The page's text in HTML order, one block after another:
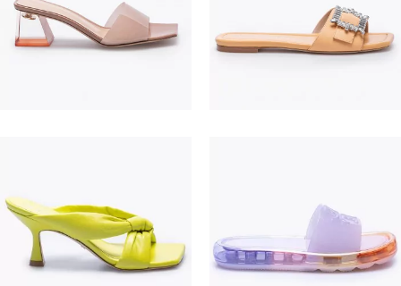
690,00 € 350,00 €
475,00 € 195,00 €